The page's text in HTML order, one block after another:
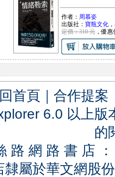
作者： 周慕姿
出版社： 寶瓶文化
定價：310 元，優惠
回首頁 ｜ 合作提案
6.0 以上
的
路 網 路 書 店
隸屬於華文網股